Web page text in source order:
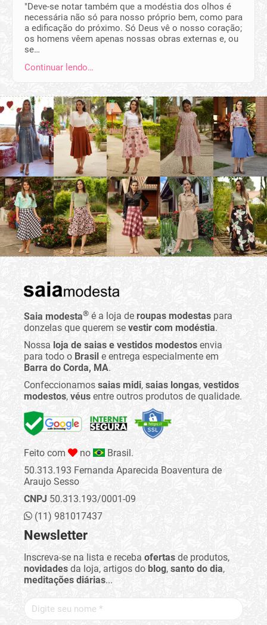
"Deve-se notar também que a modéstia dos olhos é
necessária não só para nosso próprio bem, como para
a edificação do próximo. Só Deus vê o nosso coração;
os homens vêem apenas nossas obras externas e, ou
se…
Continuar lendo…
Saia modesta® é a loja de roupas modestas para
donzelas que querem se vestir com modéstia.
Nossa loja de saias e vestidos modestos envia
para todo o Brasil e entrega especialmente em
Barra do Corda, MA.
Confeccionamos saias midi, saias longas, vestidos
modestos, véus entre outros produtos de qualidade.
Feito com no
Brasil.
50.313.193 Fernanda Aparecida Boaventura de
Araujo Sesso
CNPJ 50.313.193/0001-09
(11) 981017437
Newsletter
Inscreva-se na lista e receba ofertas de produtos,
novidades da loja, artigos do blog, santo do dia,
meditações diárias...